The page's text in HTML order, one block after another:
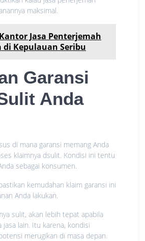
maksimal.
Kantor Jasa Penterjemah
di Kepulauan Seribu
Garansi
Anda
di mana garansi memang Anda
klaimnya dsulit. Kondisi ini tentu
sebagai konsumen.
kemudahan klaim garansi ini
Anda lakukan.
sulit, akan lebih tepat apabila
jasa lain. Itu karena, kondisi
merugikan di masa depan.